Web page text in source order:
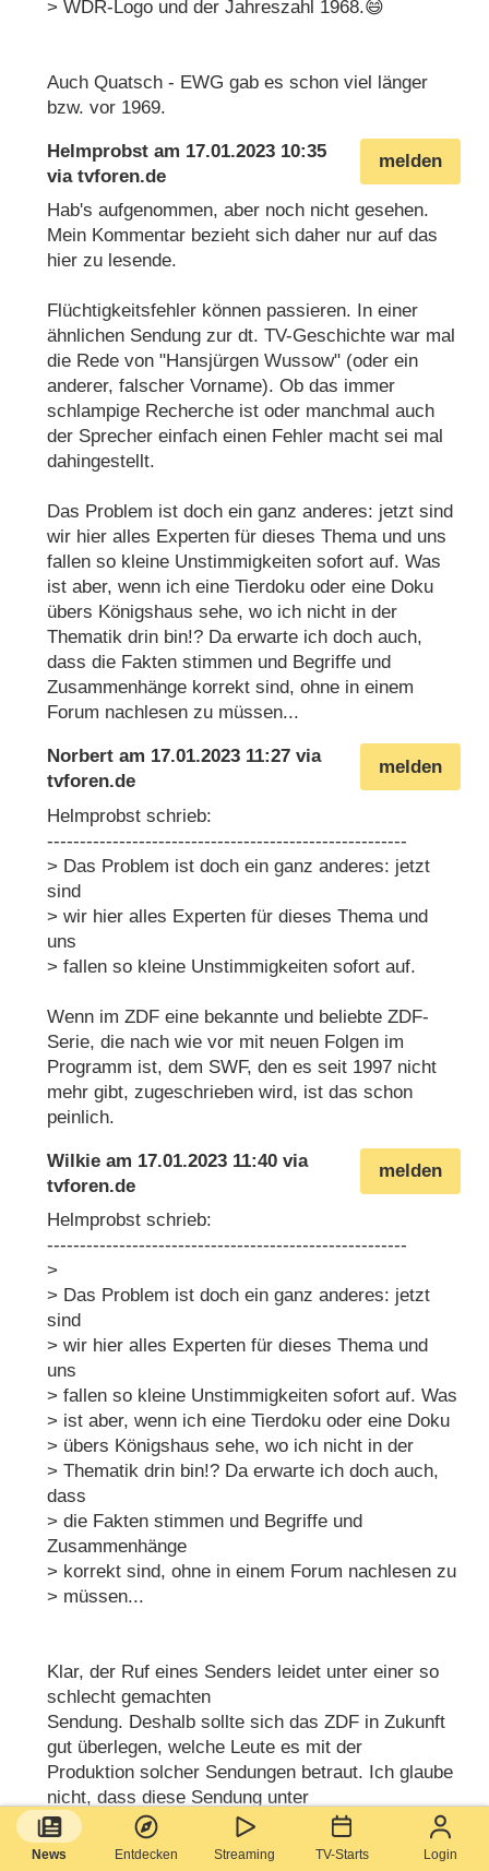
News Entdecken Streaming TV-Starts Login
> WDR-Logo und der Jahreszahl 1968.😄
Auch Quatsch - EWG gab es schon viel länger
bzw. vor 1969.
melden
Helmprobst am 17.01.2023 10:35
viatvforen.de
Hab's aufgenommen, aber noch nicht gesehen.
Mein Kommentar bezieht sich daher nur auf das
hier zu lesende.
Flüchtigkeitsfehler können passieren. In einer
ähnlichen Sendung zur dt. TV-Geschichte war mal
die Rede von "Hansjürgen Wussow" (oder ein
anderer, falscher Vorname). Ob das immer
schlampige Recherche ist oder manchmal auch
der Sprecher einfach einen Fehler macht sei mal
dahingestellt.
Das Problem ist doch ein ganz anderes: jetzt sind
wir hier alles Experten für dieses Thema und uns
fallen so kleine Unstimmigkeiten sofort auf. Was
ist aber, wenn ich eine Tierdoku oder eine Doku
übers Königshaus sehe, wo ich nicht in der
Thematik drin bin!? Da erwarte ich doch auch,
dass die Fakten stimmen und Begriffe und
Zusammenhänge korrekt sind, ohne in einem
Forum nachlesen zu müssen...
melden
Norbert am 17.01.2023 11:27 via
tvforen.de
Helmprobst schrieb:
-------------------------------------------------------
> Das Problem ist doch ein ganz anderes: jetzt
sind
> wir hier alles Experten für dieses Thema und
uns
> fallen so kleine Unstimmigkeiten sofort auf.
Wenn im ZDF eine bekannte und beliebte ZDF-
Serie, die nach wie vor mit neuen Folgen im
Programm ist, dem SWF, den es seit 1997 nicht
mehr gibt, zugeschrieben wird, ist das schon
peinlich.
melden
Wilkie am 17.01.2023 11:40 via
tvforen.de
Helmprobst schrieb:
-------------------------------------------------------
>
> Das Problem ist doch ein ganz anderes: jetzt
sind
> wir hier alles Experten für dieses Thema und
uns
> fallen so kleine Unstimmigkeiten sofort auf. Was
> ist aber, wenn ich eine Tierdoku oder eine Doku
> übers Königshaus sehe, wo ich nicht in der
> Thematik drin bin!? Da erwarte ich doch auch,
dass
> die Fakten stimmen und Begriffe und
Zusammenhänge
> korrekt sind, ohne in einem Forum nachlesen zu
> müssen...
Klar, der Ruf eines Senders leidet unter einer so
schlecht gemachten
Sendung. Deshalb sollte sich das ZDF in Zukunft
gut überlegen, welche Leute es mit der
Produktion solcher Sendungen betraut. Ich glaube
nicht, dass diese Sendung unter
Guido Knopp so durchgegangen wäre. Er hat ja
auch persönlich seinen Kopf für die